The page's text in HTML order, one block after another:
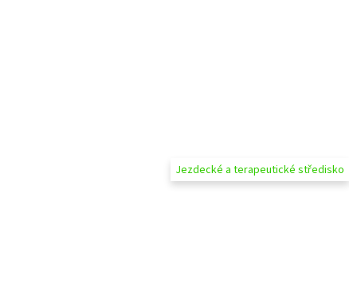
Jezdecké a terapeutické středisko